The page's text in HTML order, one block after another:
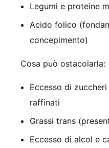
Legumi e proteine
Acido folico
concepimento)
Cosa può ostacolarla:
Eccesso di
raffinati
Grassi trans
Eccesso di alcol e